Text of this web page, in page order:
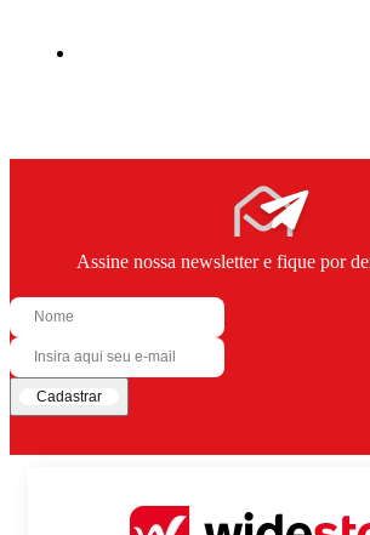
Assine nossa newsletter e fique por
Cadastrar